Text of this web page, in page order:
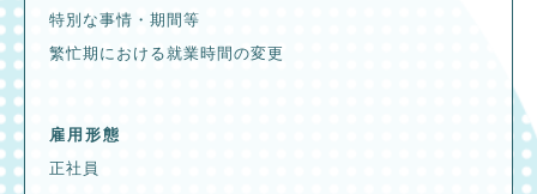
特別な事情・期間等
繁忙期における就業時間の変更
雇用形態
正社員